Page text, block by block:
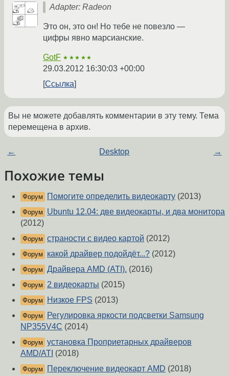
Adapter: Radeon
Это он, это он! Но тебе не повезло —
цифры явно марсианские.
GotF ★★★★★
29.03.2012 16:30:03 +00:00
Ссылка
Вы не можете добавлять комментарии в эту тему. Тема
перемещена в архив.
← Desktop →
Похожие темы
Форум Помогите определить видеокарту (2013)
Форум
Ubuntu 12.04: две видеокарты, и два монитора
(2012)
Форум страности с видео картой (2012)
Форум какой драйвер подойдёт...? (2012)
Форум Драйвера AMD (ATI). (2016)
Форум 2 видеокарты (2015)
Форум Низкое FPS (2013)
Форум
Регулировка яркости подсветки Samsung
NP355V4C (2014)
Форум установка Проприетарных драйверов
AMD/ATI (2018)
Форум Переключение видеокарт AMD (2018)